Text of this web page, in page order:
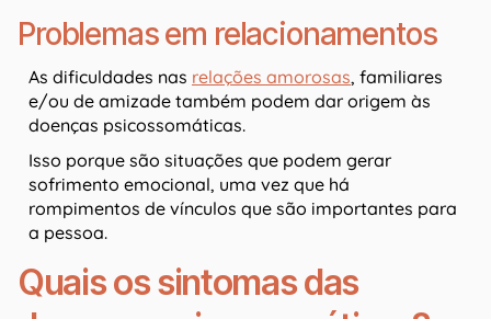
Problemas em relacionamentos
As dificuldades nas relações amorosas, familiares
e/ou de amizade também podem dar origem às
doenças psicossomáticas.
Isso porque são situações que podem gerar
sofrimento emocional, uma vez que há
rompimentos de vínculos que são importantes para
a pessoa.
Quais os sintomas das